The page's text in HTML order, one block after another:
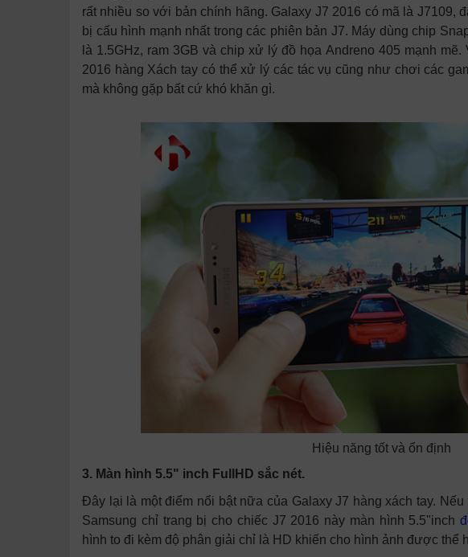
rất nhiều so với bản chính hãng. Galaxy J7 2016 có mã là J7109,
bị cấu hình mạnh nhất trong các phiên bản J7. Máy dùng chip
là 1.5GHz, ram 3GB và chip xử lý đồ họa Andreno 405 mạnh
2016 hàng Xách tay có thể xử lý các tác vụ cũng như chơi các
mà không gặp bất cứ khó khăn gì.
Hiệu năng tốt và ổn định
3. Màn hình 5.5" inch FullHD sắc nét.
Đây lại là một điểm nổi bật nữa của Galaxy J7 hàng xách tay.
Samsung chỉ trang bị cho chiếc J7 2016 này màn hình 5.5"inch
hình to đi kèm độ phân giải chỉ là HD khiến cho hình ảnh được thể